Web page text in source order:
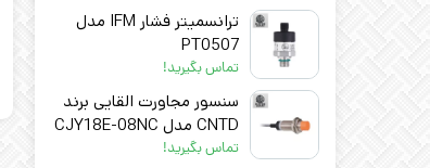
ترانسمیتر فشار IFM مدل
PT0507
تماس بگیرید!
سنسور مجاورت القایی برند
CNTD مدل CJY18E-08NC
تماس بگیرید!